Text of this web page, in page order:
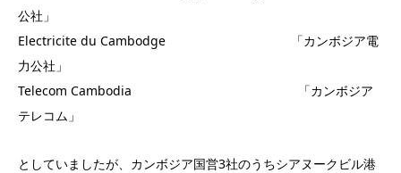
公社」
Electricite du Cambodge 「カンボジア電
力公社」
Telecom Cambodia 「カンボジア
テレコム」
としていましたが、カンボジア国営3社のうちシアヌークビル港